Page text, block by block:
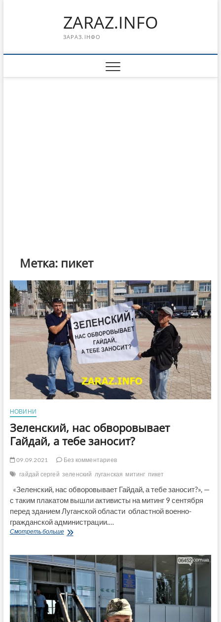
ZARAZ.INFO
ЗАРАЗ.ІНФО
Метка: пикет
НОВИНИ
Зеленский, нас обворовывает
Гайдай, а тебе заносит?
09.09.2021
Без комментариев
гайдай сергей зеленский луганская митинг пикет
«Зеленский, нас обворовывает Гайдай, а тебе заносит?», —
с таким плакатом вышли активисты на митинг 9 сентября
перед зданием Луганской области областной военно-
гражданской администрации.…
Смотреть большеЗеленский,
Гайдай,
а
тебе
заносит?